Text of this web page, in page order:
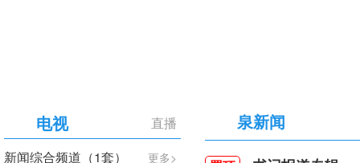
直播
电视
更多>
新闻综合频道（1套）
泉新闻